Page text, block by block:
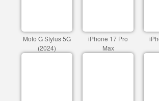
Moto G Stylus 5G
(2024)
iPhone 17 Pro
Max